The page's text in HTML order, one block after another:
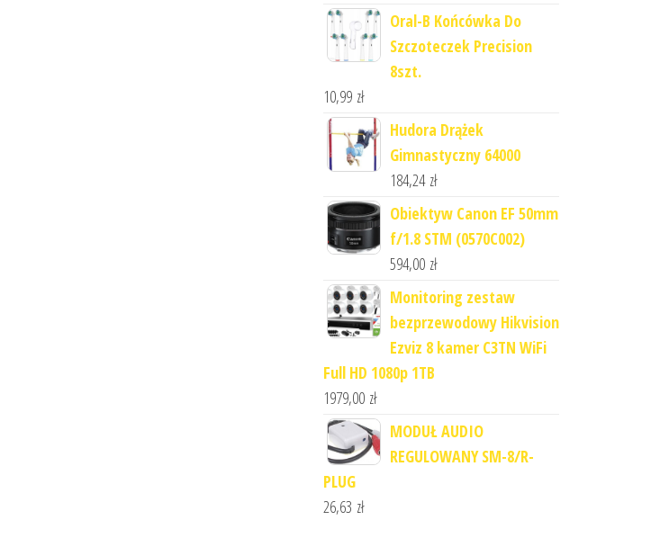
Oral-B Końcówka Do
Szczoteczek Precision
8szt.
10,99 zł
Hudora Drążek
Gimnastyczny 64000
184,24 zł
Obiektyw Canon EF 50mm
f/1.8 STM (0570C002)
594,00 zł
Monitoring zestaw
bezprzewodowy Hikvision
Ezviz 8 kamer C3TN WiFi
Full HD 1080p 1TB
1979,00 zł
MODUŁ AUDIO
REGULOWANY SM-8/R-
PLUG
26,63 zł